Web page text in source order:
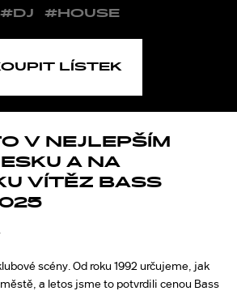
#DJ #HOUSE
LÍSTEK
V NEJLEPŠÍM
A NA
VÍTĚZ BASS
scény. Od roku 1992 určujeme, jak
a letos jsme to potvrdili cenou Bass